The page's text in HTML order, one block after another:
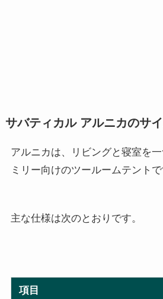
サバティカル アルニカのサ
アルニカは、リビングと寝室を
ミリー向けのツールームテントで
主な仕様は次のとおりです。
項目